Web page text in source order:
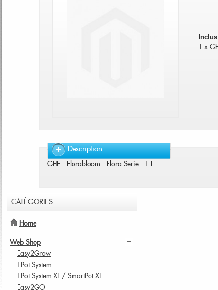
Inclus
1 x
Description
GHE - Florabloom - Flora Serie - 1 L
CATÉGORIES
Home
Web Shop
Easy2Grow
1Pot System
1Pot System XL / SmartPot XL
Easy2GO